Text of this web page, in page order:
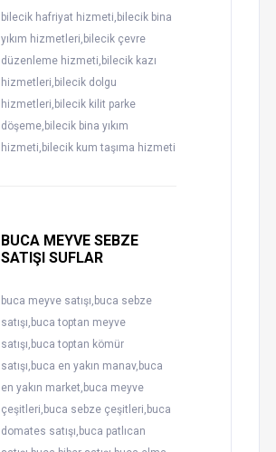
bilecik hafriyat hizmeti,bilecik bina
yıkım hizmetleri,bilecik çevre
düzenleme hizmeti,bilecik kazı
hizmetleri,bilecik dolgu
hizmetleri,bilecik kilit parke
döşeme,bilecik bina yıkım
hizmeti,bilecik kum taşıma hizmeti
BUCA MEYVE SEBZE
SATIŞI SUFLAR
buca meyve satışı,buca sebze
satışı,buca toptan meyve
satışı,buca toptan kömür
satışı,buca en yakın manav,buca
en yakın market,buca meyve
çeşitleri,buca sebze çeşitleri,buca
domates satışı,buca patlıcan